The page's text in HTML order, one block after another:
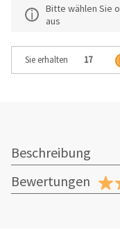
Bitte wählen Sie
aus
Sie erhalten 17
Beschreibung
Bewertungen